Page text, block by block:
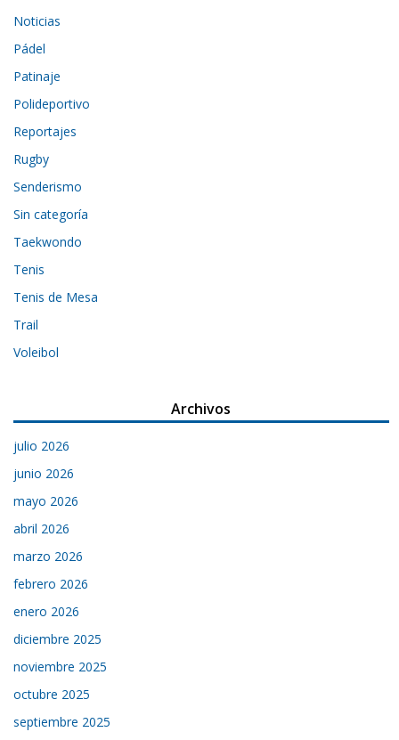
Noticias
Pádel
Patinaje
Polideportivo
Reportajes
Rugby
Senderismo
Sin categoría
Taekwondo
Tenis
Tenis de Mesa
Trail
Voleibol
Archivos
julio 2026
junio 2026
mayo 2026
abril 2026
marzo 2026
febrero 2026
enero 2026
diciembre 2025
noviembre 2025
octubre 2025
septiembre 2025